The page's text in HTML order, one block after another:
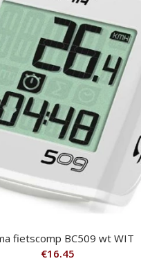
fietscomp BC509 wt WIT
€16.45